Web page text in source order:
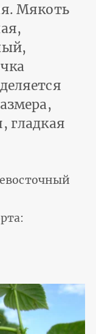
Мякоть
гладкая